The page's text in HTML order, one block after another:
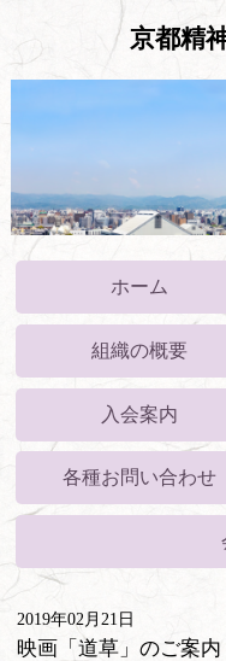
京都精
ホーム
組織の概要
入会案内
各種お問い合わせ
2019年02月21日
映画「道草」のご案内